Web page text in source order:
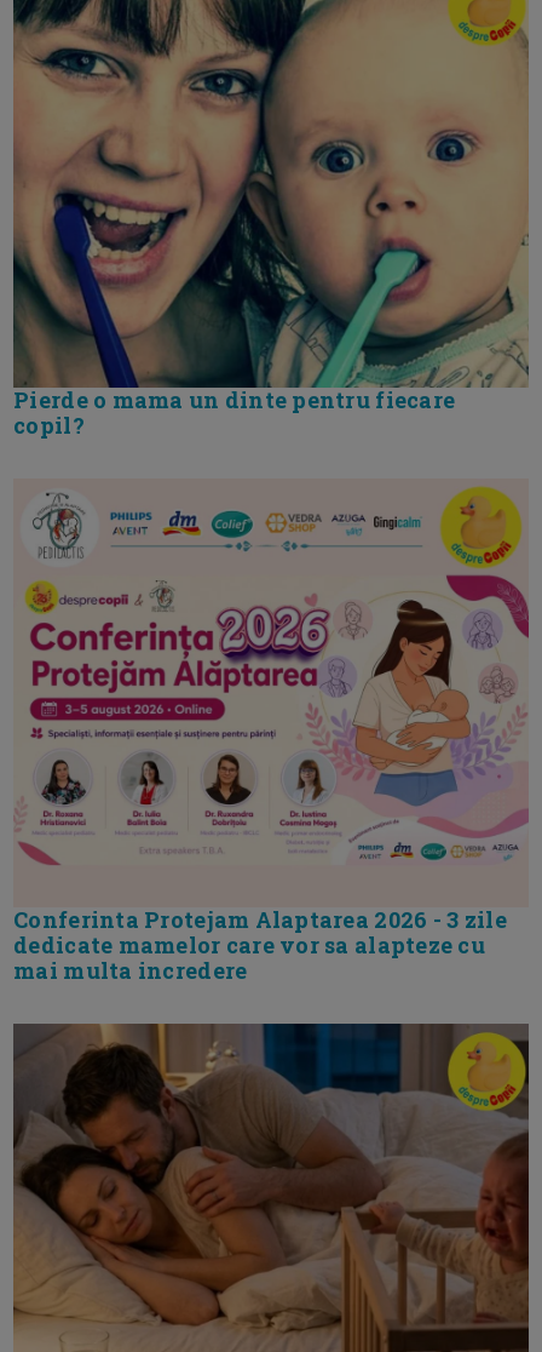
Pierde o mama un dinte pentru fiecare
copil?
Conferinta Protejam Alaptarea 2026 - 3 zile
dedicate mamelor care vor sa alapteze cu
mai multa incredere